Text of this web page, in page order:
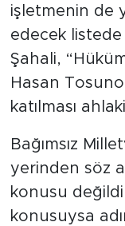
işletmenin de
edecek listede
Şahali,
Hasan
katılması
Bağımsız
yerinden söz
konusu
konusuysa